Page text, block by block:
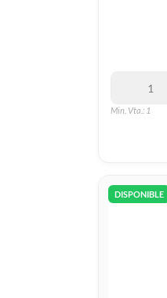
Min. Vta.: 1
DISPONIBLE